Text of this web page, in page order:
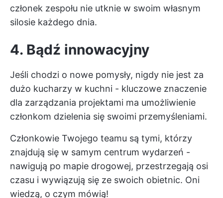
członek zespołu nie utknie w swoim własnym
silosie każdego dnia.
4. Bądź innowacyjny
Jeśli chodzi o nowe pomysły, nigdy nie jest za
dużo kucharzy w kuchni - kluczowe znaczenie
dla zarządzania projektami ma umożliwienie
członkom dzielenia się swoimi przemyśleniami.
Członkowie Twojego teamu są tymi, którzy
znajdują się w samym centrum wydarzeń -
nawigują po mapie drogowej, przestrzegają osi
czasu i wywiązują się ze swoich obietnic. Oni
wiedzą, o czym mówią!